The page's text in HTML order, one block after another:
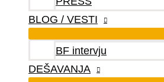
BLOG / VESTI
BF intervju
DEŠAVANJA